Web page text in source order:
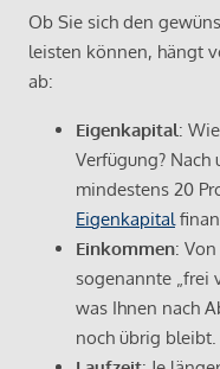
Ob Sie sich den
leisten können, hängt
ab:
Eigenkapital:
Verfügung? Nach
mindestens 20
Eigenkapital
Einkommen:
sogenannte „frei
was Ihnen nach
noch übrig bleibt.